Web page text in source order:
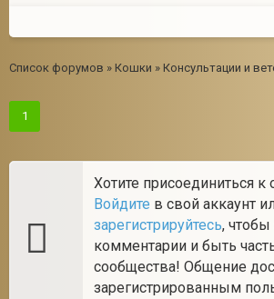
Список форумов » Кошки » Консультации и
1
Хотите присоединиться
Войдите в свой аккаунт
зарегистрируйтесь, чтобы
комментарии и быть
сообщества! Общение
зарегистрированным